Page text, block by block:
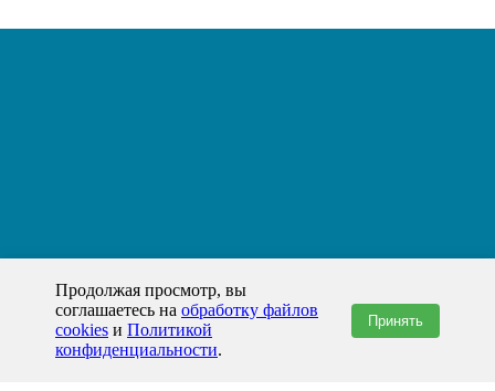
Продолжая просмотр, вы
соглашаетесь на обработку файлов
cookies и Политикой
конфиденциальности.
Принять